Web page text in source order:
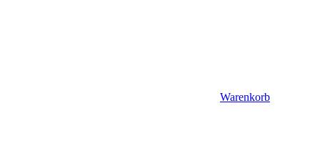
Warenkorb